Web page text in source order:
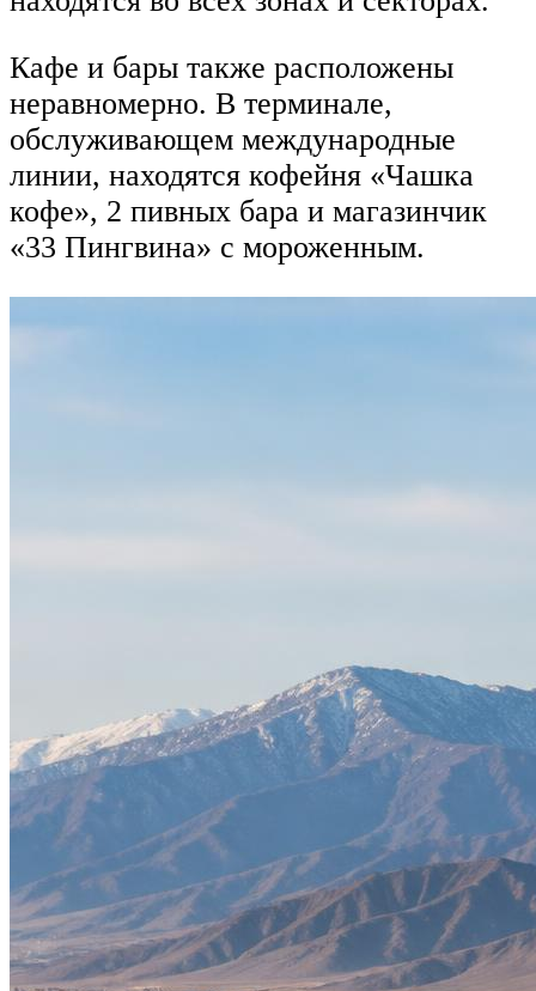
Кафе и бары также расположены
неравномерно. В терминале,
обслуживающем международные
линии, находятся кофейня «Чашка
кофе», 2 пивных бара и магазинчик
«33 Пингвина» с мороженным.